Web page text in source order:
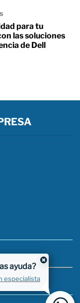
ayuda?
especialista
para tu
las soluciones
de Dell